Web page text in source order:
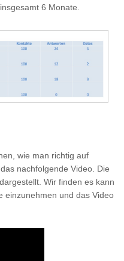
6 Monate.
wie man richtig auf
nachfolgende Video. Die
Wir finden es kann
einzunehmen und das Video